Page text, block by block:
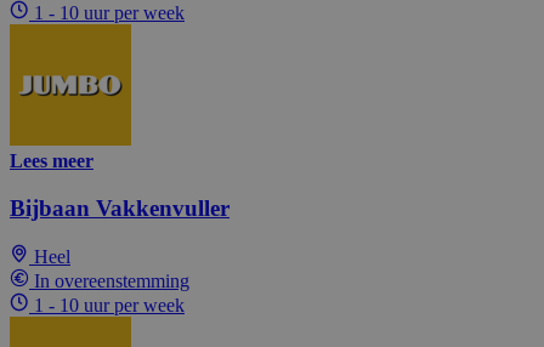
1 - 10 uur per week
Lees meer
Bijbaan Vakkenvuller
Heel
In overeenstemming
1 - 10 uur per week